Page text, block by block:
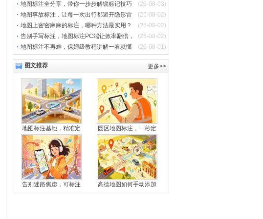
(26-08-03)
地图标注全分享，带你一步步解锁标记技巧
(26-08-02)
地图事故标注，让每一次出行都避开隐形雷
(26-08-02)
地图上密密麻麻的标注，哪种方法最实用？
(26-08-02)
告别手写标注，地图标注PC端让效率翻倍，
(26-08-01)
地图标注不再难，保姆级教程讲解一看就懂
图文推荐 更多>>
地图标注基地，精准定 园区地图标注，一秒定
告别迷路焦虑，可标注 高德地图如何手动添加